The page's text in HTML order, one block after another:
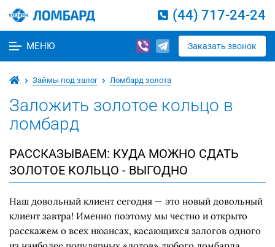
(44) 717-24-24
МЕНЮ Заказать звонок
Займы под залог Ломбард золота
Заложить золотое кольцо в
ломбард
РАССКАЗЫВАЕМ: КУДА МОЖНО СДАТЬ
ЗОЛОТОЕ КОЛЬЦО - ВЫГОДНО
Наш довольный клиент сегодня — это новый довольный
клиент завтра! Именно поэтому мы честно и открыто
расскажем о всех нюансах, касающихся залогов одного